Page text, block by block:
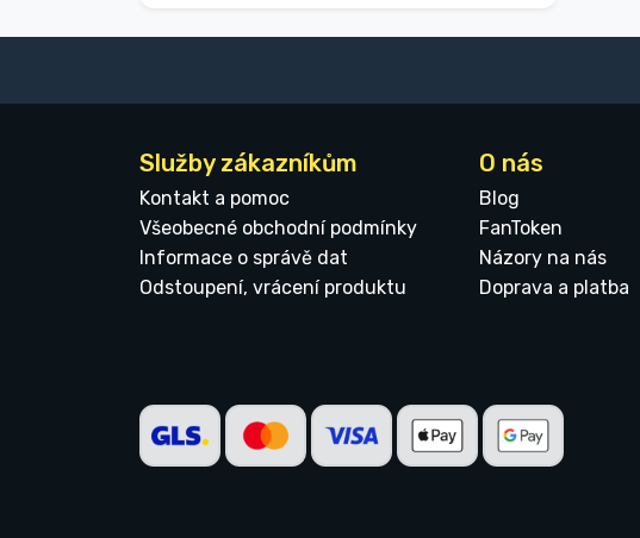
Služby zákazníkům
Kontakt a pomoc
Všeobecné obchodní podmínky
Informace o správě dat
Odstoupení, vrácení produktu
O nás
Blog
FanToken
Názory na nás
Doprava a platba